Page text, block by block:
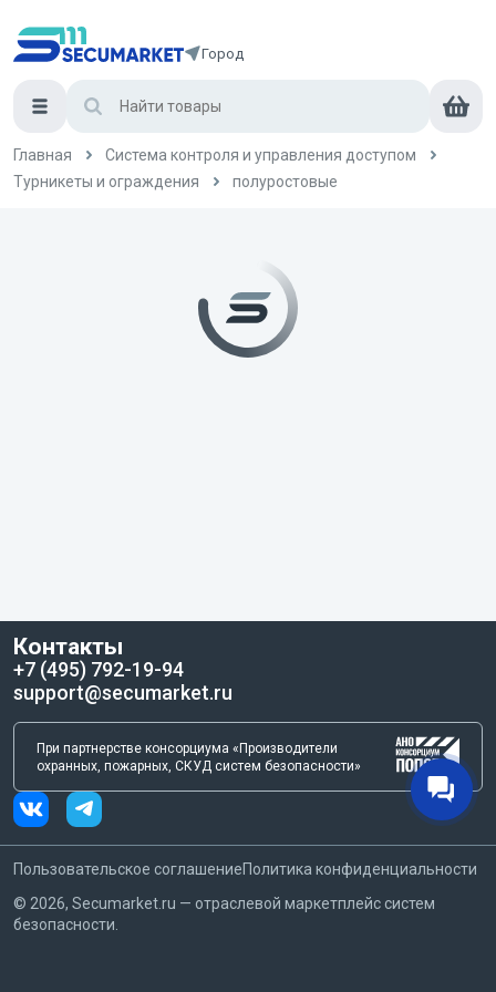
Город
Главная
Система контроля и управления доступом
Турникеты и ограждения
полуростовые
Контакты
+7 (495) 792-19-94
support@secumarket.ru
При партнерстве консорциума «Производители
охранных, пожарных, СКУД систем безопасности»
Пользовательское соглашениеПолитика конфиденциальности
© 2026, Secumarket.ru — отраслевой маркетплейс систем
безопасности.